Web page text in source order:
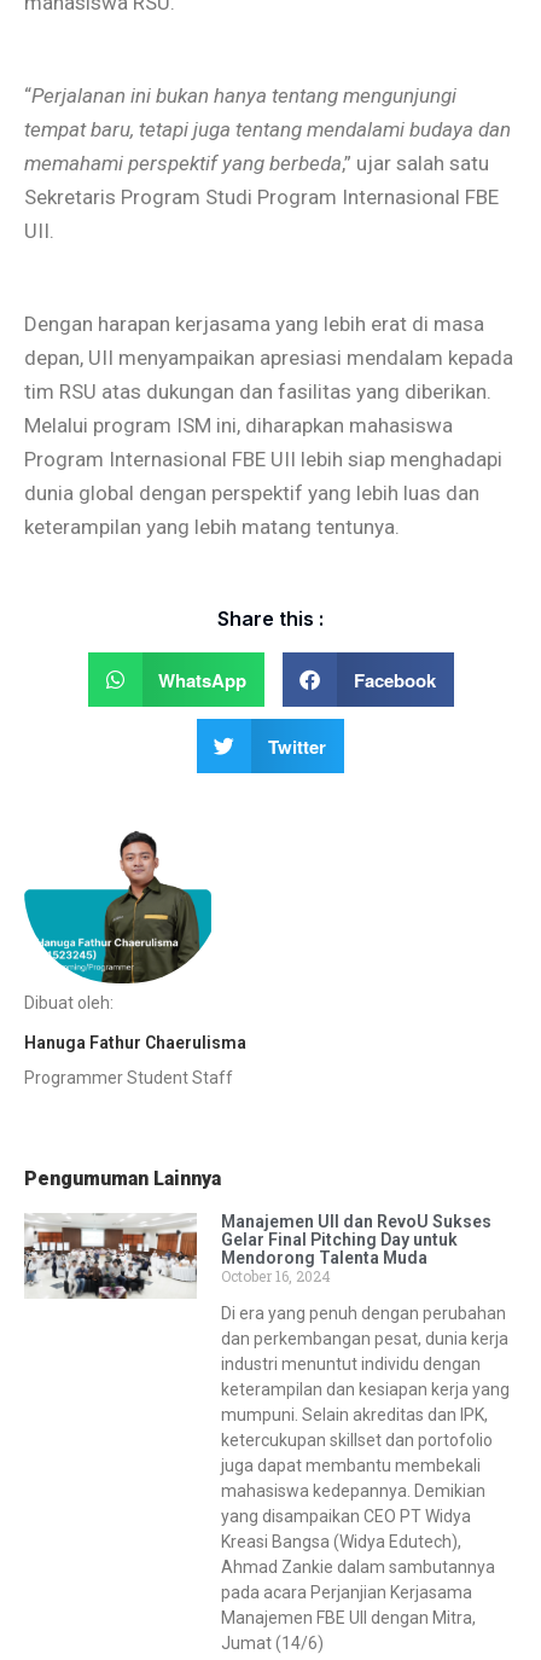
“Perjalanan ini bukan hanya tentang mengunjungi
tempat baru, tetapi juga tentang mendalami budaya dan
memahami perspektif yang berbeda,” ujar salah satu
Sekretaris Program Studi Program Internasional FBE
UII.
Dengan harapan kerjasama yang lebih erat di masa
depan, UII menyampaikan apresiasi mendalam kepada
tim RSU atas dukungan dan fasilitas yang diberikan.
Melalui program ISM ini, diharapkan mahasiswa
Program Internasional FBE UII lebih siap menghadapi
dunia global dengan perspektif yang lebih luas dan
keterampilan yang lebih matang tentunya.
Share this :
WhatsApp Facebook
Twitter
Dibuat oleh:
Hanuga Fathur Chaerulisma
Programmer Student Staff
Pengumuman Lainnya
Manajemen UII dan RevoU Sukses
Gelar Final Pitching Day untuk
Mendorong Talenta Muda
October 16, 2024
Di era yang penuh dengan perubahan
dan perkembangan pesat, dunia kerja
industri menuntut individu dengan
keterampilan dan kesiapan kerja yang
mumpuni. Selain akreditas dan IPK,
ketercukupan skillset dan portofolio
juga dapat membantu membekali
mahasiswa kedepannya. Demikian
yang disampaikan CEO PT Widya
Kreasi Bangsa (Widya Edutech),
Ahmad Zankie dalam sambutannya
pada acara Perjanjian Kerjasama
Manajemen FBE UII dengan Mitra,
Jumat (14/6)